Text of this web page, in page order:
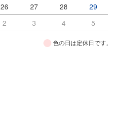
26 27 28
29
2 3 4 5
色の日は定休日です。